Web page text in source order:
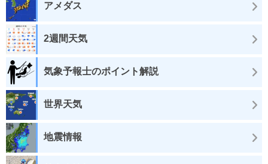
アメダス
2週間天気
気象予報士のポイント解説
世界天気
地震情報